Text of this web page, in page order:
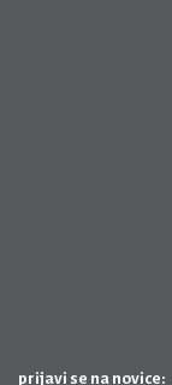
prijavi se na novice: